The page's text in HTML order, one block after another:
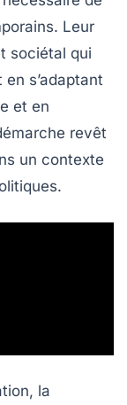
Leur
sociétal qui
en s’adaptant
et en
revêt
un contexte
.
la